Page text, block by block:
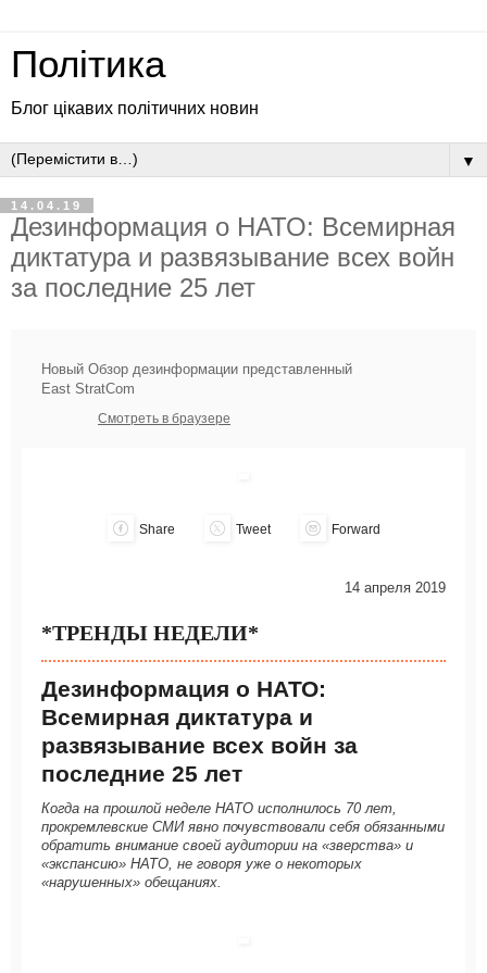
Політика
Блог цікавих політичних новин
▼
14.04.19
Дезинформация о НАТО: Всемирная
диктатура и развязывание всех войн
за последние 25 лет
Новый Обзор дезинформации представленный
East StratCom
Смотреть в браузере
Share Tweet Forward
14 апреля 2019
*ТРЕНДЫ НЕДЕЛИ*
Дезинформация о НАТО:
Всемирная диктатура и
развязывание всех войн за
последние 25 лет
Когда на прошлой неделе НАТО исполнилось 70 лет,
прокремлевские СМИ явно почувствовали себя обязанными
обратить внимание своей аудитории на «зверства» и
«экспансию» НАТО, не говоря уже о некоторых
«нарушенных» обещаниях.